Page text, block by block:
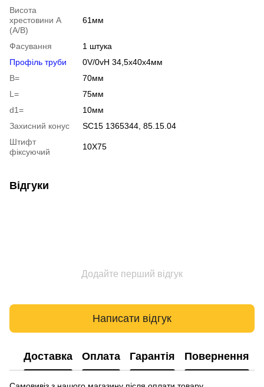
Висота
хрестовини A
(A/B)
61мм
Фасування
1 штука
Профіль труби
0V/0vH 34,5х40х4мм
B=
70мм
L=
75мм
d1=
10мм
Захисний конус
SC15 1365344, 85.15.04
Штифт
фіксуючий
10X75
Відгуки
Додайте перший відгук
Написати відгук
Доставка Оплата Гарантія Повернення